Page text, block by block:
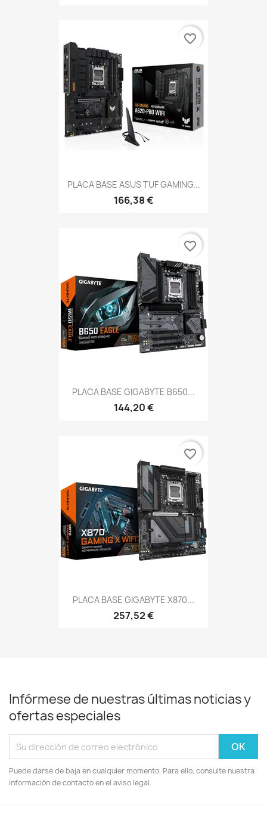
PLACA BASE ASUS TUF GAMING...
166,38 €
favorite_border
PLACA BASE GIGABYTE B650...
144,20 €
favorite_border
PLACA BASE GIGABYTE X870...
257,52 €
favorite_border
Infórmese de nuestras últimas noticias y
ofertas especiales
Puede darse de baja en cualquier momento. Para ello, consulte nuestra
información de contacto en el aviso legal.